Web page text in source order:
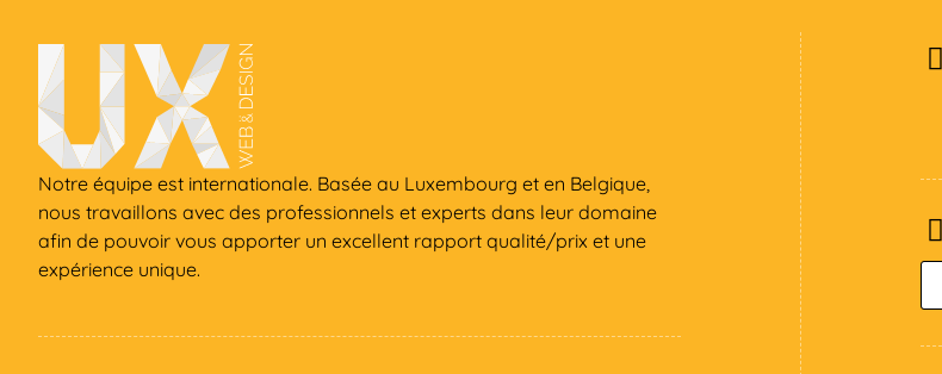
Notre équipe est internationale. Basée au Luxembourg et en Belgique,
nous travaillons avec des professionnels et experts dans leur domaine
afin de pouvoir vous apporter un excellent rapport qualité/prix et une
expérience unique.